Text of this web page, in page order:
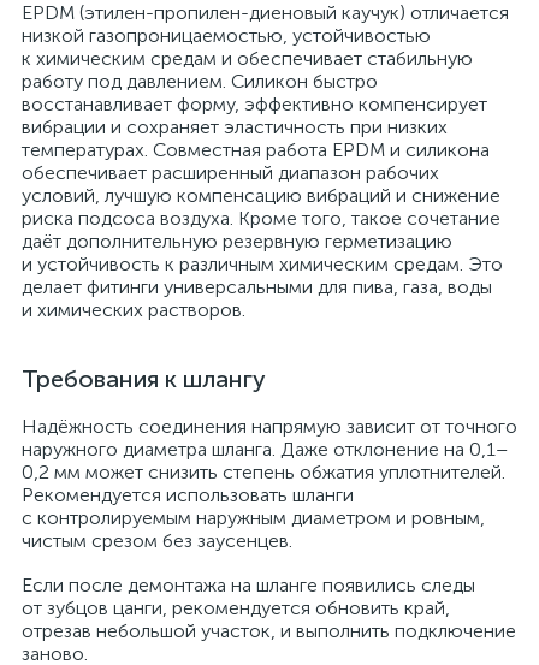
EPDM (этилен-пропилен-диеновый каучук) отличается
низкой газопроницаемостью, устойчивостью
к химическим средам и обеспечивает стабильную
работу под давлением. Силикон быстро
восстанавливает форму, эффективно компенсирует
вибрации и сохраняет эластичность при низких
температурах. Совместная работа EPDM и силикона
обеспечивает расширенный диапазон рабочих
условий, лучшую компенсацию вибраций и снижение
риска подсоса воздуха. Кроме того, такое сочетание
даёт дополнительную резервную герметизацию
и устойчивость к различным химическим средам. Это
делает фитинги универсальными для пива, газа, воды
и химических растворов.
Требования к шлангу
Надёжность соединения напрямую зависит от точного
наружного диаметра шланга. Даже отклонение на 0,1–
0,2 мм может снизить степень обжатия уплотнителей.
Рекомендуется использовать шланги
с контролируемым наружным диаметром и ровным,
чистым срезом без заусенцев.
Если после демонтажа на шланге появились следы
от зубцов цанги, рекомендуется обновить край,
отрезав небольшой участок, и выполнить подключение
заново.